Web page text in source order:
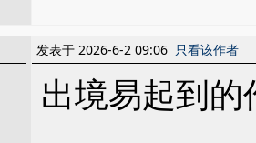
发表于 2026-6-2 09:06 只看该作者
出境易起到的